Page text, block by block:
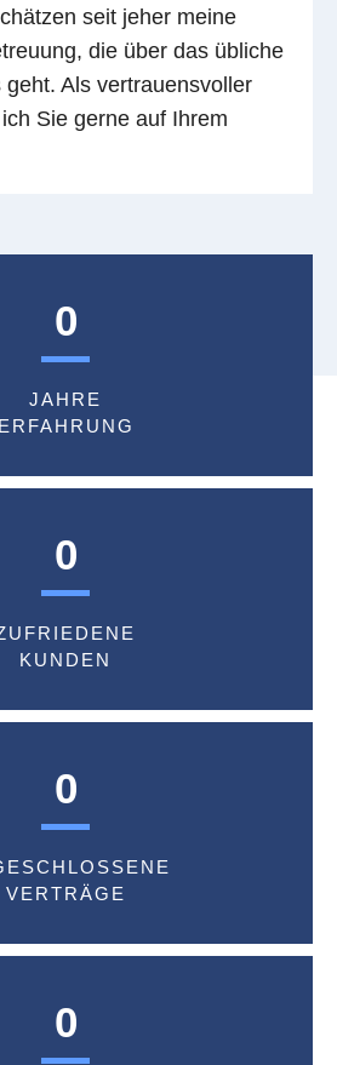
seit jeher meine
die über das übliche
Als vertrauensvoller
Sie gerne auf Ihrem
0
JAHRE
ERFAHRUNG
0
KUNDEN
0
VERTRÄGE
0